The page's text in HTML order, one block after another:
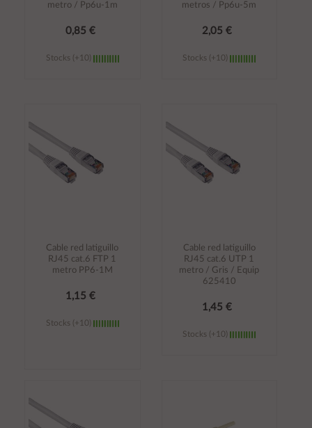
metro / Pp6u-1m
0,85 €
Stocks (+10)
metros / Pp6u-5m
2,05 €
Stocks (+10)
Cable red latiguillo
RJ45 cat.6 FTP 1
metro PP6-1M
1,15 €
Stocks (+10)
Cable red latiguillo
RJ45 cat.6 UTP 1
metro / Gris / Equip
625410
1,45 €
Stocks (+10)